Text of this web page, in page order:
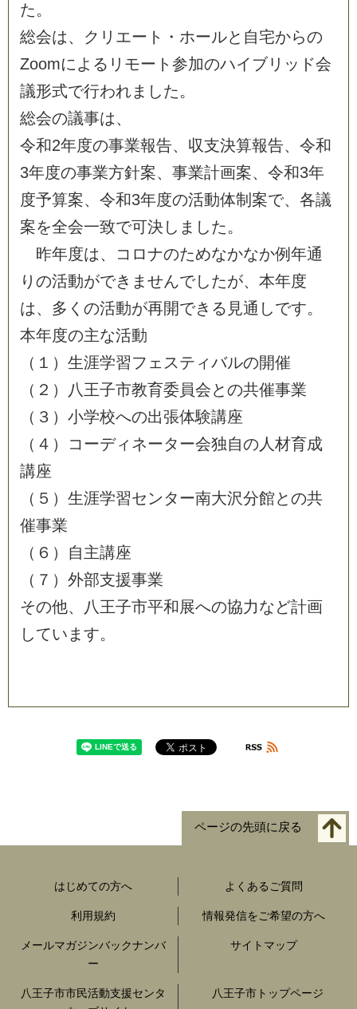
た。
総会は、 ク リ エー ト ・ ホールと 自宅からの
Zoomに よ る リ モー ト 参加のハイブリ ッ ド会
議形式で行われま した。
総会の議事は、
令和2年度の事業報告、 収支決算報告、 令和
3年度の事業方針案、 事業計画案、 令和3年
度予算案、 令和3年度の活動体制 案で、 各議
案を全会一致で可決し ま した。
昨年度は、 コ ロナのためなかなか例年通
り の活動ができ ま せんでしたが、 本年度
は、 多 く の活動が再開でき る 見通 しです。
本年度の主な活動
（ １ ） 生涯学習フ ェ ステ ィバルの開催
（ ２ ） 八王子市教育委員会との共催事業
（ ３ ） 小学校への出張体験講座
（ ４ ） コ ーディ ネーター会独自の 人材育成
講座
（ ５ ） 生涯学習センター南大沢分館との共
催事業
（ ６ ） 自主講座
（ ７ ） 外部支援事業
その他、 八王子市平和展への協力など計画
してい ま す。
ページの先頭に戻る
はじめての方へ よくあるご質問
利用規約 情報発信をご希望の方へ
メールマガジンバックナンバ
ー
サイトマップ
八王子市市民活動支援センタ
八王子市トップページ